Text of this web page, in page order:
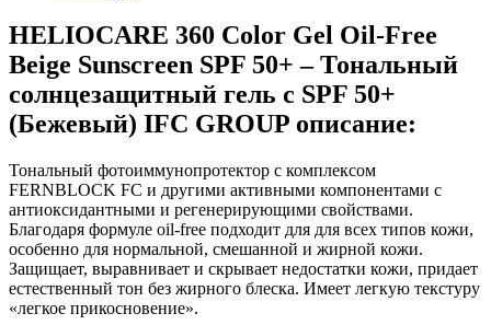
HELIOCARE 360 Color Gel Oil-Free
Beige Sunscreen SPF 50+ – Тональный
солнцезащитный гель с SPF 50+
(Бежевый) IFC GROUP описание:
Тональный фотоиммунопротектор с комплексом
FERNBLOCK FC и другими активными компонентами с
антиоксидантными и регенерирующими свойствами.
Благодаря формуле oil-free подходит для для всех типов кожи,
особенно для нормальной, смешанной и жирной кожи.
Защищает, выравнивает и скрывает недостатки кожи, придает
естественный тон без жирного блеска. Имеет легкую текстуру
«легкое прикосновение».